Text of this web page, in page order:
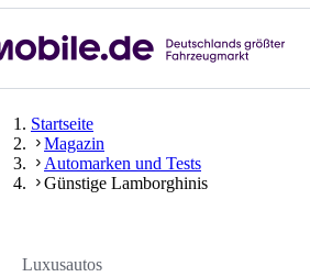
Startseite
Magazin
Automarken und Tests
Günstige Lamborghinis
Luxusautos